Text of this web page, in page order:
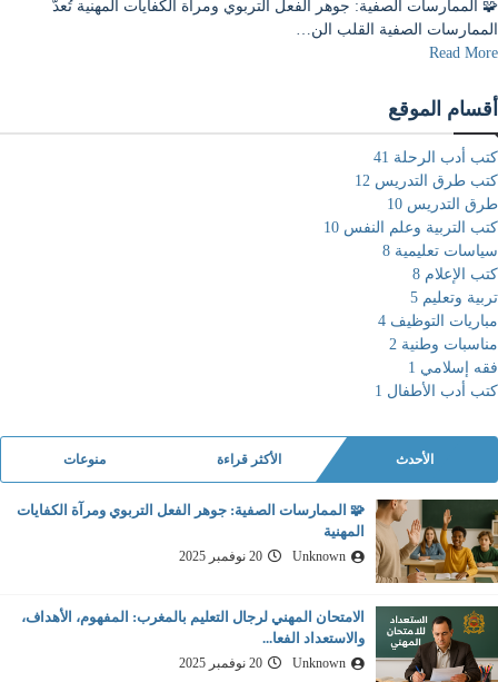
🧩 الممارسات الصفية: جوهر الفعل التربوي ومرآة الكفايات المهنية تُعدّ
الممارسات الصفية القلب الن…
Read More
أقسام الموقع
كتب أدب الرحلة 41
كتب طرق التدريس 12
طرق التدريس 10
كتب التربية وعلم النفس 10
سياسات تعليمية 8
كتب الإعلام 8
تربية وتعليم 5
مباريات التوظيف 4
مناسبات وطنية 2
فقه إسلامي 1
كتب أدب الأطفال 1
الأحدث الأكثر قراءة منوعات
🧩 الممارسات الصفية: جوهر الفعل التربوي ومرآة الكفايات
المهنية
Unknown 20 نوفمبر 2025
الامتحان المهني لرجال التعليم بالمغرب: المفهوم، الأهداف،
والاستعداد الفعا...
Unknown 20 نوفمبر 2025